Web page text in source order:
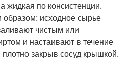
жидкая по консистенции.
исходное сырье
чистым или
и настаивают в течение
закрыв сосуд крышкой.